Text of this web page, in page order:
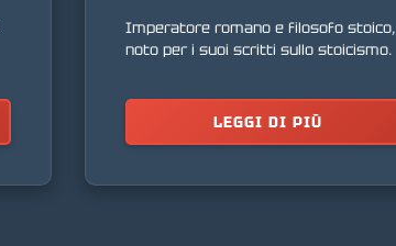
Imperatore romano e filosofo stoico,
noto per i suoi scritti sullo stoicismo.
LEGGI DI PIÙ